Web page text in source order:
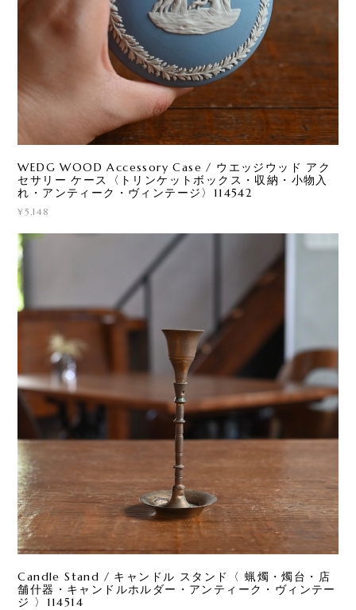
WEDG WOOD Accessory Case / ウエッジウッド アク
セサリー ケース〈トリンケットボックス・収納・小物入
れ・アンティーク・ヴィンテージ〉114542
¥5,148
Candle Stand / キャンドル スタンド〈 蝋燭・燭台・店
舗什器・キャンドルホルダー・アンティーク・ヴィンテー
ジ 〉114514